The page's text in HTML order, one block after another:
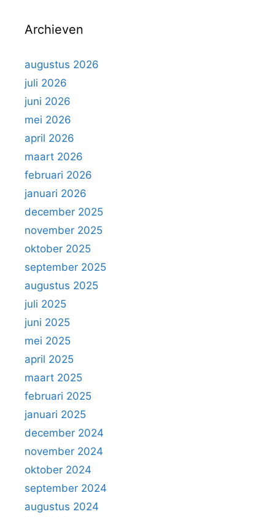
n
a
:
Archieven
augustus 2026
juli 2026
juni 2026
mei 2026
april 2026
maart 2026
februari 2026
januari 2026
december 2025
november 2025
oktober 2025
september 2025
augustus 2025
juli 2025
juni 2025
mei 2025
april 2025
maart 2025
februari 2025
januari 2025
december 2024
november 2024
oktober 2024
september 2024
augustus 2024